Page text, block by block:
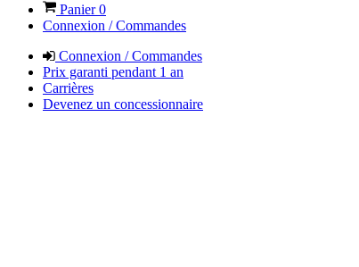
Panier0
Connexion / Commandes
Connexion / Commandes
Prix garanti pendant 1 an
Carrières
Devenez un concessionnaire